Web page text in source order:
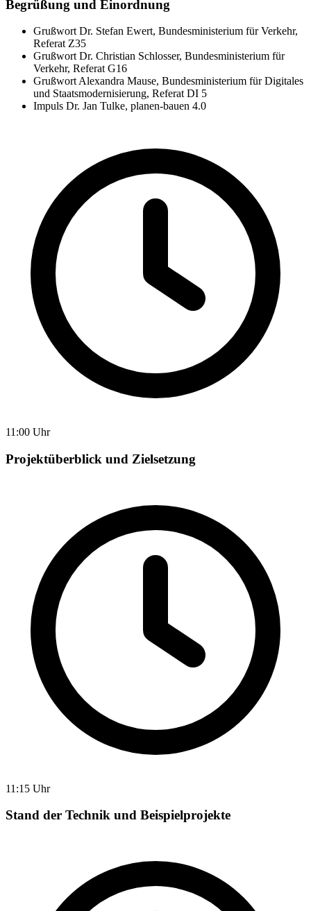
Begrüßung und Einordnung
Grußwort Dr. Stefan Ewert, Bundesministerium für Verkehr,
Referat Z35
Grußwort Dr. Christian Schlosser, Bundesministerium für
Verkehr, Referat G16
Grußwort Alexandra Mause, Bundesministerium für Digitales
und Staatsmodernisierung, Referat DI 5
Impuls Dr. Jan Tulke, planen-bauen 4.0
11:00 Uhr
Projektüberblick und Zielsetzung
11:15 Uhr
Stand der Technik und Beispielprojekte